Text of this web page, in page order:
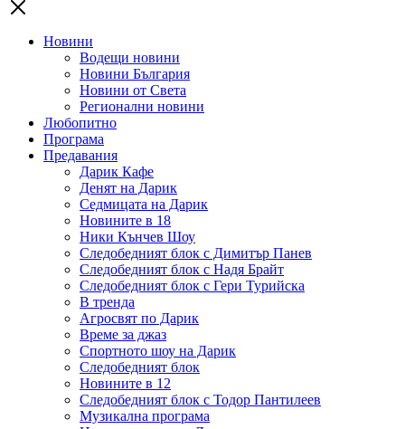
Новини
Водещи новини
Новини България
Новини от Света
Регионални новини
Любопитно
Програма
Предавания
Дарик Кафе
Денят на Дарик
Седмицата на Дарик
Новините в 18
Ники Кънчев Шоу
Следобедният блок с Димитър Панев
Следобедният блок с Надя Брайт
Следобедният блок с Гери Турийска
В тренда
Агросвят по Дарик
Време за джаз
Спортното шоу на Дарик
Следобедният блок
Новините в 12
Следобедният блок с Тодор Пантилеев
Музикална програма